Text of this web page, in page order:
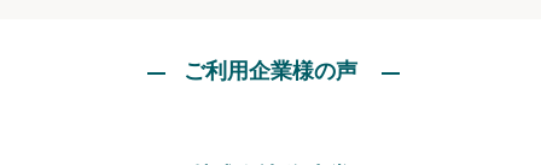
ご利用企業様の声